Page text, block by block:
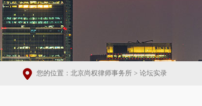
您的位置： 北京尚权律师事务所 > 论坛实录